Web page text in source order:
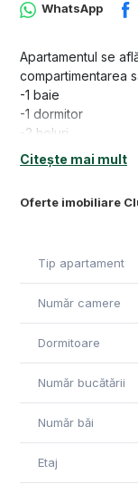
Oferte imobiliare
WhatsApp
Apartamentul se
compartimentarea
-1 baie
-1 dormitor
-2 holuri
-1 living cu
-1 debara
Apartamentul
modificări în ceea
prezentate
Citește mai mult
Tip apartament
Număr camere
Dormitoare
Număr bucătării
Număr băi
Etaj